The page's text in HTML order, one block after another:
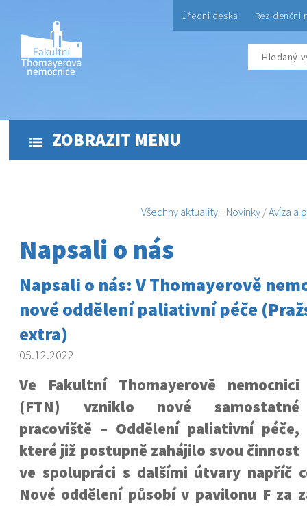
Úřední deska Rezidenční
ZOBRAZIT MENU
Všechny aktuality :: Novinky /Avíza a
Napsali o nás
Napsali o nás: V Thomayerově
nové oddělení paliativní péče
extra)
05.12.2022
Ve Fakultní Thomayerově nemocnici
(FTN) vzniklo nové samostatné
pracoviště – Oddělení paliativní péče,
které již postupně zahájilo svou činnost
ve spolupráci s dalšími útvary napříč
Nové oddělení působí v pavilonu F za